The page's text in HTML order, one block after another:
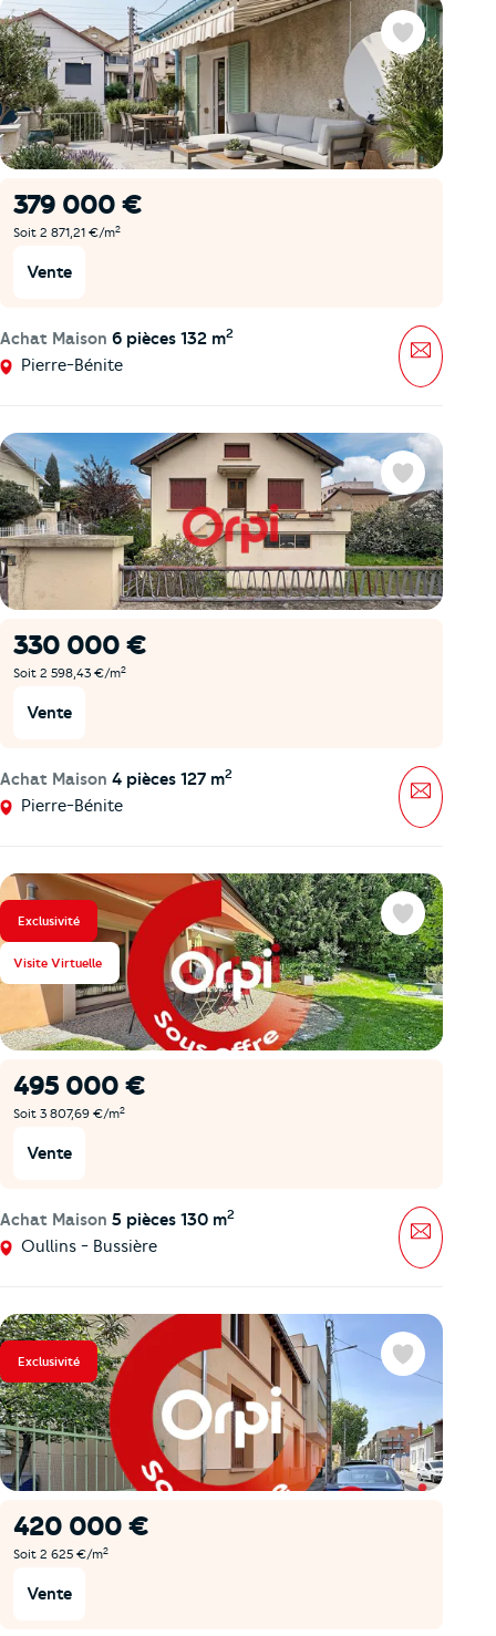
379 000 €
Soit 2 871,21 €/m2
Vente
Achat Maison 6 pièces 132 m2
Pierre-Bénite
Favoris
Message
330 000 €
Soit 2 598,43 €/m2
Vente
Achat Maison 4 pièces 127 m2
Pierre-Bénite
Favoris
Message
Exclusivité
Visite Virtuelle
495 000 €
Soit 3 807,69 €/m2
Vente
Achat Maison 5 pièces 130 m2
Oullins - Bussière
Favoris
Message
Exclusivité
420 000 €
Soit 2 625 €/m2
Vente
Favoris